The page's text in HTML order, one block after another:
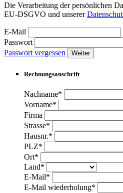
Die Verarbeitung der persönlichen
EU-DSGVO und unserer
E-Mail
Passwort
Passwort vergessen
Weiter
Rechnungsanschrift
Nachname*
Vorname*
Firma
Strasse*
Hausnr.*
PLZ*
Ort*
Land*
E-Mail*
E-Mail wiederholung*